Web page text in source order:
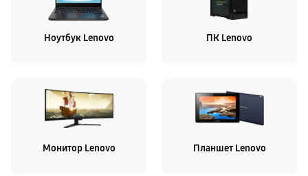
Ноутбук Lenovo ПК Lenovo
Монитор Lenovo Планшет Lenovo